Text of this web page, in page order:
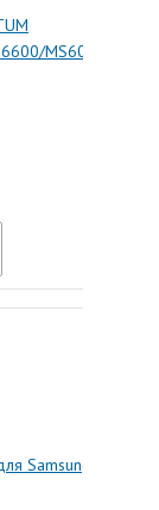
MS6000
Samsung